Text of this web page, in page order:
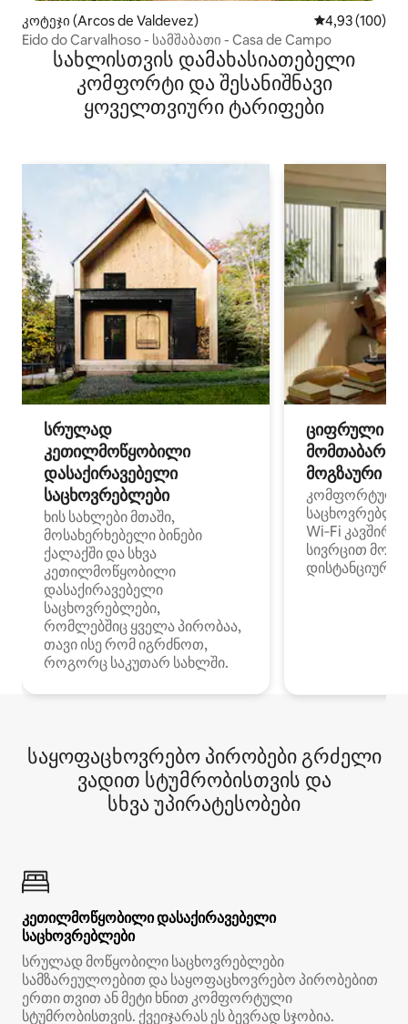
კოტეჯი (Arcos de Valdevez) საშუალო
4,93 (100)
Eido do Carvalhoso - სამშაბათი - Casa de Campo
სახლისთვის დამახასიათებელი
კომფორტი და შესანიშნავი
ყოველთვიური ტარიფები
სრულად
კეთილმოწყობილი
დასაქირავებელი
საცხოვრებლები
ხის სახლები მთაში,
მოსახერხებელი ბინები
ქალაქში და სხვა
კეთილმოწყობილი
დასაქირავებელი
საცხოვრებლები,
რომლებშიც ყველა პირობაა,
თავი ისე რომ იგრძნოთ,
როგორც საკუთარ სახლში.
ციფრული
მოგზაური
კომფორტული
Wi‑Fi
სივრცით
დისტანციური
საყოფაცხოვრებო პირობები გრძელი
ვადით სტუმრობისთვის და
სხვა უპირატესობები
კეთილმოწყობილი დასაქირავებელი
საცხოვრებლები
სრულად მოწყობილი საცხოვრებლები
სამზარეულოებით და საყოფაცხოვრებო პირობებით
ერთი თვით ან მეტი ხნით კომფორტული
სტუმრობისთვის. ქვეიჯარას ეს ბევრად სჯობია.